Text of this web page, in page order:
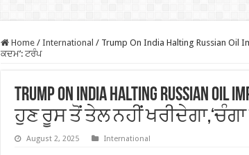
Home / International / Trump On India Halting Russian Oil
ਕਦਮ’: ਟਰੰਪ
Trump On India Halting Russian
ਹੁਣ ਰੂਸ ਤੋਂ ਤੇਲ ਨਹੀਂ
August 2, 2025 International